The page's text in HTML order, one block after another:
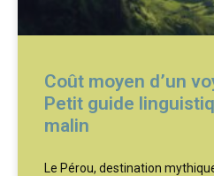
Coût moyen d’un
Petit guide
malin
Le Pérou, destination